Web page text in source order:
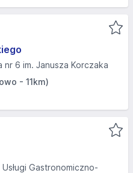
nr 6 im. Janusza Korczaka
- 11km)
Usługi Gastronomiczno-